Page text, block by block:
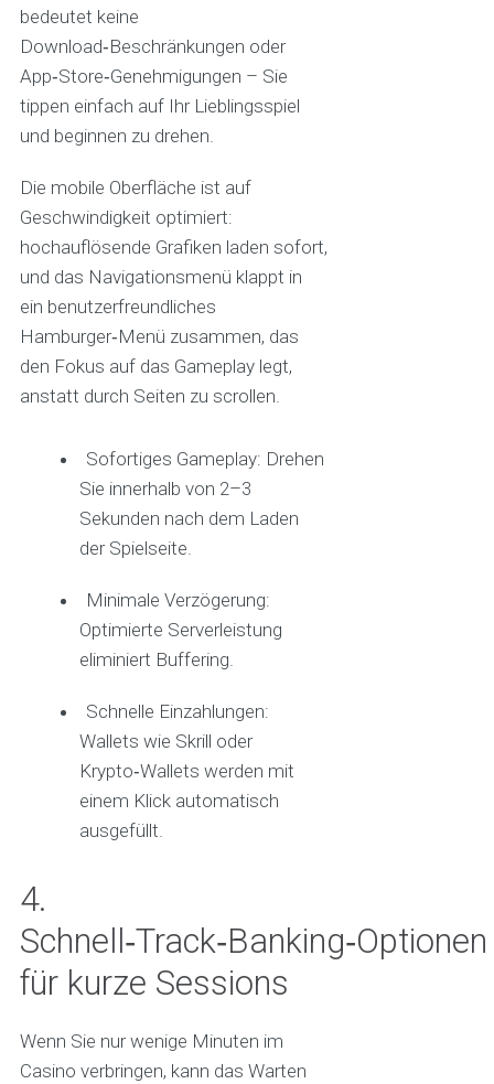
bedeutet keine
Download‑Beschränkungen oder
App‑Store‑Genehmigungen – Sie
tippen einfach auf Ihr Lieblingsspiel
und beginnen zu drehen.
Die mobile Oberfläche ist auf
Geschwindigkeit optimiert:
hochauflösende Grafiken laden sofort,
und das Navigationsmenü klappt in
ein benutzerfreundliches
Hamburger‑Menü zusammen, das
den Fokus auf das Gameplay legt,
anstatt durch Seiten zu scrollen.
Sofortiges Gameplay: Drehen
Sie innerhalb von 2–3
Sekunden nach dem Laden
der Spielseite.
Minimale Verzögerung:
Optimierte Serverleistung
eliminiert Buffering.
Schnelle Einzahlungen:
Wallets wie Skrill oder
Krypto‑Wallets werden mit
einem Klick automatisch
ausgefüllt.
4.
Schnell‑Track‑Banking‑Optionen
für kurze Sessions
Wenn Sie nur wenige Minuten im
Casino verbringen, kann das Warten